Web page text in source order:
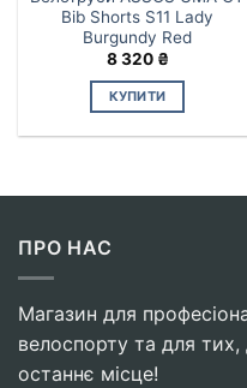
Bib Shorts S11 Lady
Burgundy Red
8 320 ₴
КУПИТИ
кілька
на
сторінці
товару
ПРО НАС
Магазин для
велоспорту та для
останнє місце!